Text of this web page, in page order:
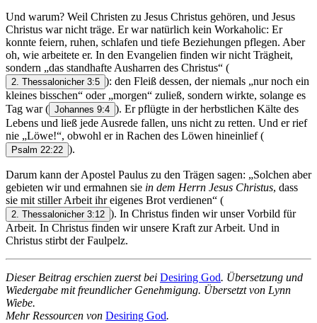
Und warum? Weil Christen zu Jesus Christus gehören, und Jesus
Christus war nicht träge. Er war natürlich kein Workaholic: Er
konnte feiern, ruhen, schlafen und tiefe Beziehungen pflegen. Aber
oh, wie arbeitete er. In den Evangelien finden wir nicht Trägheit,
sondern „das standhafte Ausharren des Christus“ (
2. Thessalonicher 3:5 ): den Fleiß dessen, der niemals „nur noch ein
kleines bisschen“ oder „morgen“ zuließ, sondern wirkte, solange es
Tag war( Johannes 9:4 ). Er pflügte in der herbstlichen Kälte des
Lebens und ließ jede Ausrede fallen, uns nicht zu retten. Und er rief
nie „Löwe!“, obwohl er in Rachen des Löwen hineinlief(
Psalm 22:22 ).
Darum kann der Apostel Paulus zu den Trägen sagen: „Solchen aber
gebieten wir und ermahnen sie in dem Herrn Jesus Christus, dass
sie mit stiller Arbeit ihr eigenes Brot verdienen“ (
2. Thessalonicher 3:12 ). In Christus finden wir unser Vorbild für
Arbeit. In Christus finden wir unsere Kraft zur Arbeit. Und in
Christus stirbt der Faulpelz.
Dieser Beitrag erschien zuerst bei Desiring God. Übersetzung und
Wiedergabe mit freundlicher Genehmigung. Übersetzt von Lynn
Wiebe.
Mehr Ressourcen von Desiring God.